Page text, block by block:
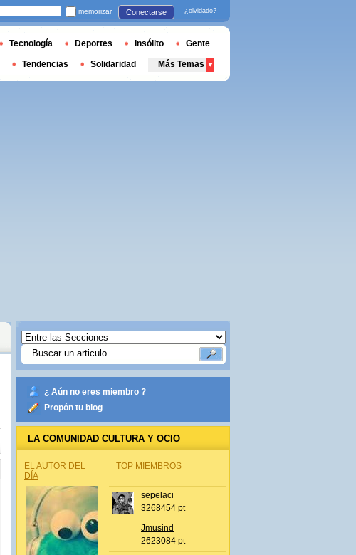
¿ Aún no eres miembro ?
Propón tu blog
LA COMUNIDAD CULTURA Y OCIO
EL AUTOR DEL
DÍA
TOP MIEMBROS
sepelaci
3268454 pt
Jmusind
2623084 pt
memorizar Conectarse ¿olvidado?
Tecnología Deportes Insólito Gente
Tendencias Solidaridad Más Temas